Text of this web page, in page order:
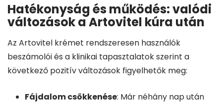
Hatékonyság és működés: valódi
változások a Artovitel kúra után
Az Artovitel krémet rendszeresen használók
beszámolói és a klinikai tapasztalatok szerint a
következő pozitív változások figyelhetők meg:
Fájdalom csökkenése: Már néhány nap után